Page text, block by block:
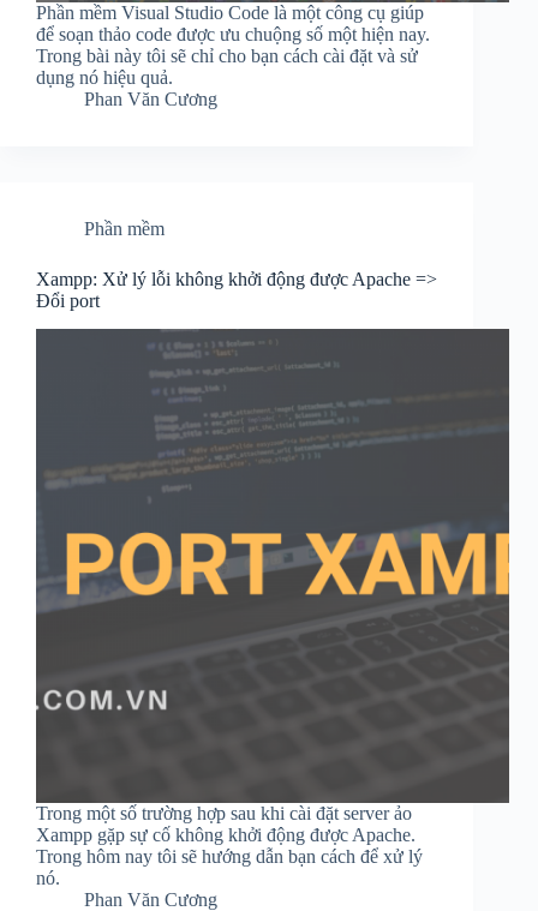
Phần mềm Visual Studio Code là một công cụ giúp
để soạn thảo code được ưu chuộng số một hiện nay.
Trong bài này tôi sẽ chỉ cho bạn cách cài đặt và sử
dụng nó hiệu quả.
Phan Văn Cương
Phần mềm
Xampp: Xử lý lỗi không khởi động được Apache =>
Đổi port
Trong một số trường hợp sau khi cài đặt server ảo
Xampp gặp sự cố không khởi động được Apache.
Trong hôm nay tôi sẽ hướng dẫn bạn cách để xử lý
nó.
Phan Văn Cương